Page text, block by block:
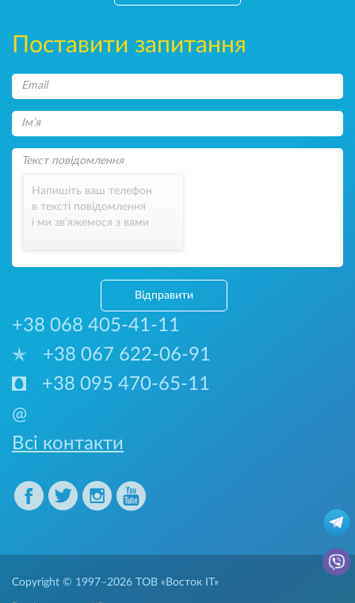
Поставити запитання
Напишіть ваш телефон
в тексті повідомлення
і ми зв’яжемося з вами
Відправити
+38 068 405-41-11
+38 067 622-06-91
+38 095 470-65-11
@
Всі контакти
Copyright © 1997–2026 ТОВ «Восток IT»